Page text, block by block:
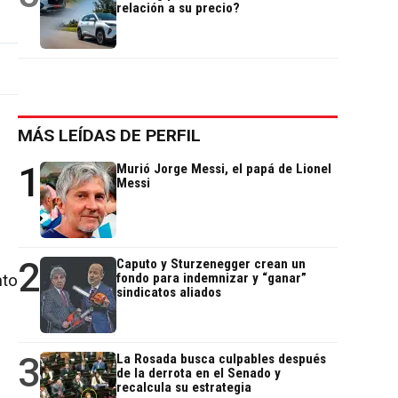
relación a su precio?
MÁS LEÍDAS DE PERFIL
1
Murió Jorge Messi, el papá de Lionel
Messi
2
Caputo y Sturzenegger crean un
fondo para indemnizar y “ganar”
sindicatos aliados
3
La Rosada busca culpables después
de la derrota en el Senado y
recalcula su estrategia